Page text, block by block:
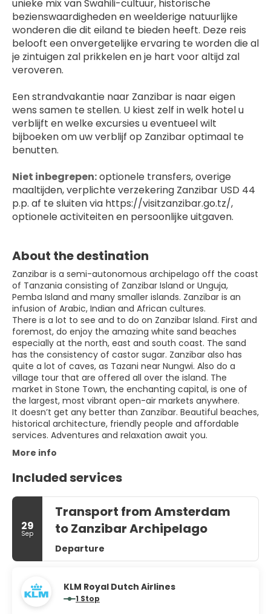
unieke mix van Swahili-cultuur, historische
bezienswaardigheden en weelderige natuurlijke
wonderen die dit eiland te bieden heeft. Deze reis
belooft een onvergetelijke ervaring te worden die al
je zintuigen zal prikkelen en je hart voor altijd zal
veroveren.
Een strandvakantie naar Zanzibar is naar eigen
wens samen te stellen. U kiest zelf in welk hotel u
verblijft en welke excursies u eventueel wilt
bijboeken om uw verblijf op Zanzibar optimaal te
benutten.
Niet inbegrepen: optionele transfers, overige
maaltijden, verplichte verzekering Zanzibar USD 44
p.p. af te sluiten via https://visitzanzibar.go.tz/,
optionele activiteiten en persoonlijke uitgaven.
About the destination
Zanzibar is a semi-autonomous archipelago off the coast
of Tanzania consisting of Zanzibar Island or Unguja,
Pemba Island and many smaller islands. Zanzibar is an
infusion of Arabic, Indian and African cultures.
There is a lot to see and to do on Zanzibar Island. First and
foremost, do enjoy the amazing white sand beaches
especially at the north, east and south coast. The sand
has the consistency of castor sugar. Zanzibar also has
quite a lot of caves, as Tazani near Nungwi. Also do a
village tour that are offered all over the island. The
market in Stone Town, the enchanting capital, is one of
the largest, most vibrant open-air markets anywhere.
It doesn’t get any better than Zanzibar. Beautiful beaches,
historical architecture, friendly people and affordable
More info
Included services
29
Sep
Transport from Amsterdam
to Zanzibar Archipelago
Departure
KLM Royal Dutch Airlines
1 Stop